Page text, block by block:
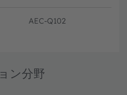
AEC-Q102
ン分野